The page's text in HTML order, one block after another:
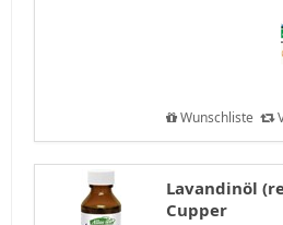
Wunschliste
Lavandinöl
Cupper